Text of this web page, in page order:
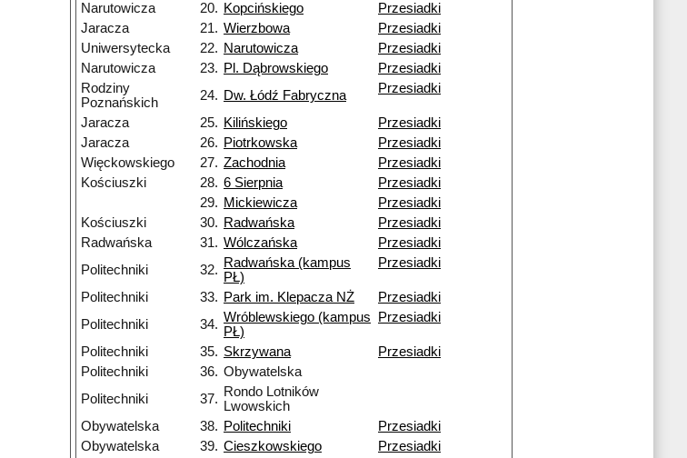
Narutowicza
20. Kopcińskiego
Przesiadki
Jaracza
21. Wierzbowa
Przesiadki
Uniwersytecka
22. Narutowicza
Przesiadki
Narutowicza
23. Pl. Dąbrowskiego
Przesiadki
Rodziny
Poznańskich
24. Dw. Łódź Fabryczna Przesiadki
Jaracza 25. Kilińskiego
Przesiadki
Jaracza
26. Piotrkowska
Przesiadki
Więckowskiego
27. Zachodnia
Przesiadki
Kościuszki
28. 6 Sierpnia
Przesiadki
29. Mickiewicza
Przesiadki
Kościuszki
30. Radwańska
Przesiadki
Radwańska
31. Wólczańska
Przesiadki
Politechniki
32. Radwańska (kampus
PŁ)
Przesiadki
Politechniki 33. Park im. Klepacza NŻ
Przesiadki
Politechniki
34. Wróblewskiego (kampus
PŁ)
Przesiadki
Politechniki 35. Skrzywana
Przesiadki
Politechniki
36. Obywatelska
Politechniki
37. Rondo Lotników
Lwowskich
Obywatelska
38. Politechniki
Przesiadki
Obywatelska
39. Cieszkowskiego
Przesiadki